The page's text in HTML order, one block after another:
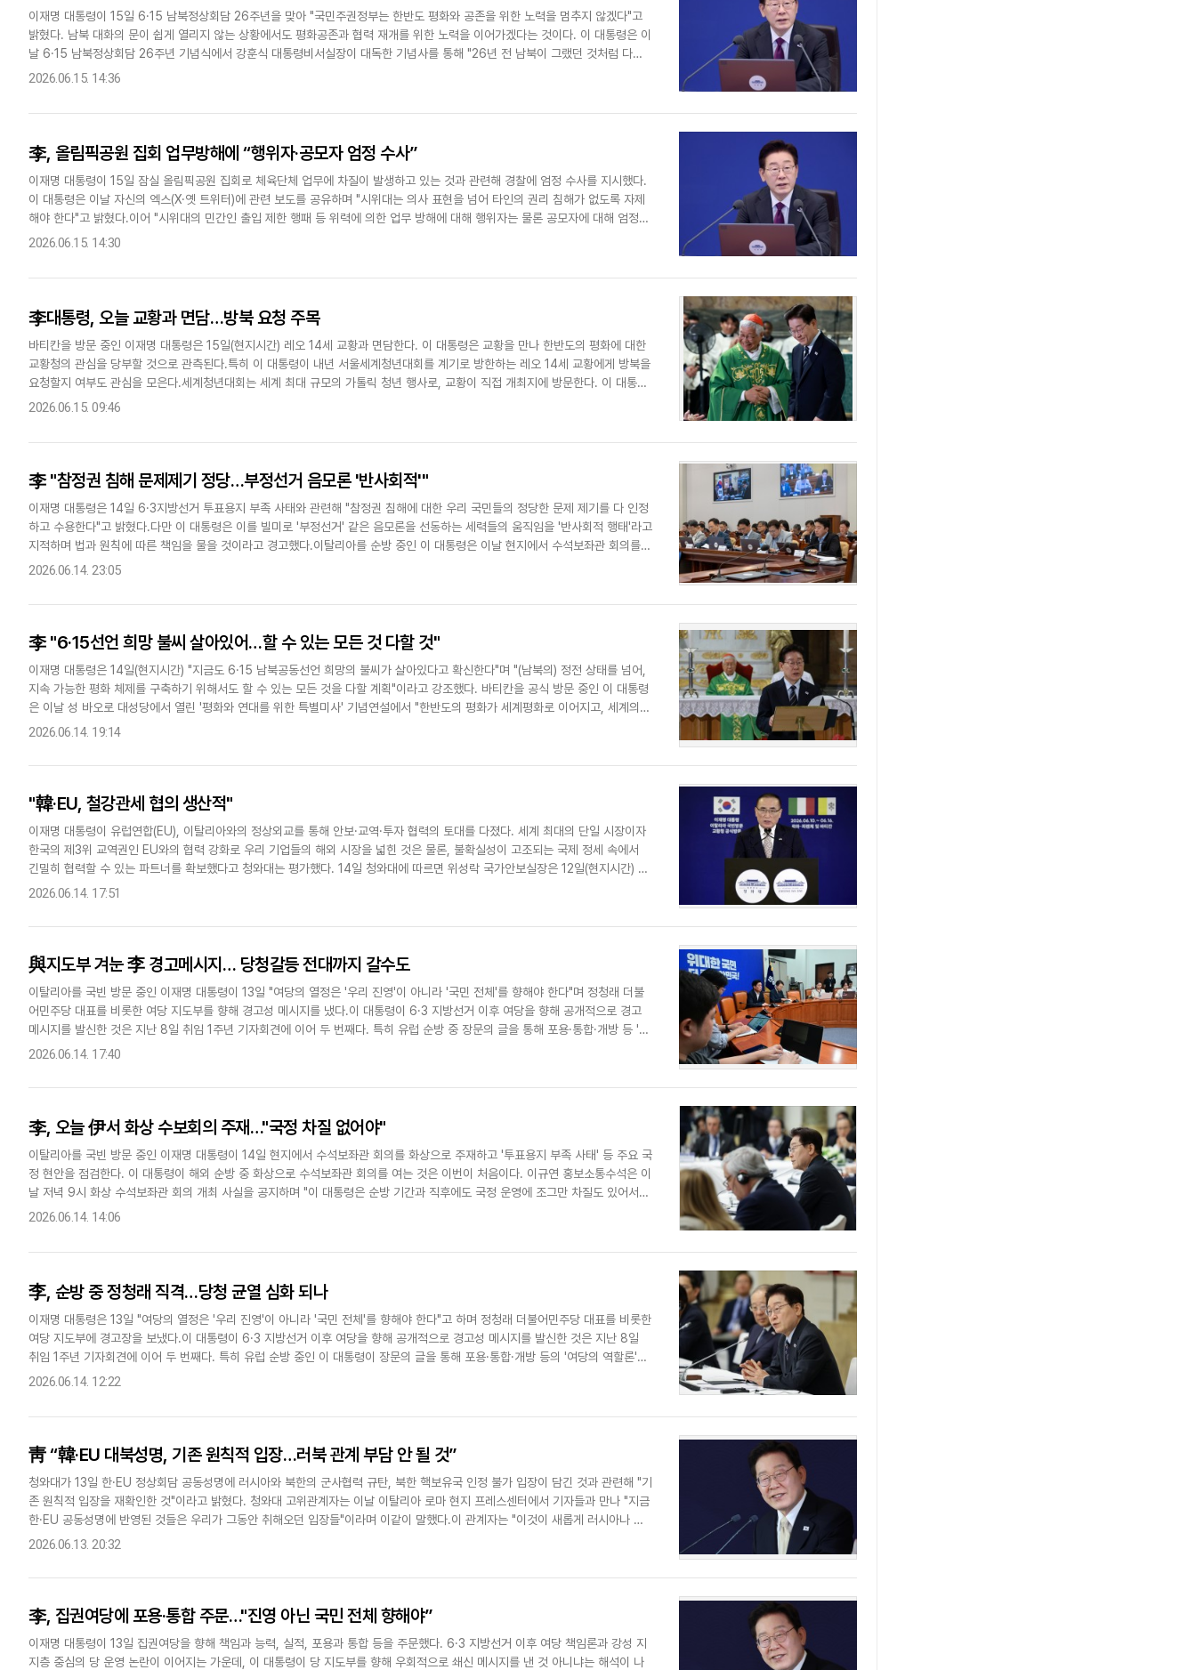
이재명 대통령이 15일 6·15 남북정상회담 26주년을 맞아 "국민주권정부는 한반도 평화와 공존을 위한 노력을 멈추지 않겠다"고
밝혔다. 남북 대화의 문이 쉽게 열리지 않는 상황에서도 평화공존과 협력 재개를 위한 노력을 이어가겠다는 것이다. 이 대통령은 이
날 6·15 남북정상회담 26주년 기념식에서 강훈식 대통령비서실장이 대독한 기념사를 통해 "26년 전 남북이 그랬던 것처럼 다시
마주 앉아 대화를 이어갈 수 있도록 최선을 다하겠다"며 이같이..
2026.06.15. 14:36
李, 올림픽공원 집회 업무방해에 “행위자·공모자 엄정 수사”
이재명 대통령이 15일 잠실 올림픽공원 집회로 체육단체 업무에 차질이 발생하고 있는 것과 관련해 경찰에 엄정 수사를 지시했다.
이 대통령은 이날 자신의 엑스(X·옛 트위터)에 관련 보도를 공유하며 "시위대는 의사 표현을 넘어 타인의 권리 침해가 없도록 자제
해야 한다"고 밝혔다.이어 "시위대의 민간인 출입 제한 행패 등 위력에 의한 업무 방해에 대해 행위자는 물론 공모자에 대해 엄정
수사를 경찰에 지시했다"고 말했다.언론 보도에 따르면 6·3..
2026.06.15. 14:30
李대통령, 오늘 교황과 면담…방북 요청 주목
바티칸을 방문 중인 이재명 대통령은 15일(현지시간) 레오 14세 교황과 면담한다. 이 대통령은 교황을 만나 한반도의 평화에 대한
교황청의 관심을 당부할 것으로 관측된다.특히 이 대통령이 내년 서울세계청년대회를 계기로 방한하는 레오 14세 교황에게 방북을
요청할지 여부도 관심을 모은다.세계청년대회는 세계 최대 규모의 가톨릭 청년 행사로, 교황이 직접 개최지에 방문한다. 이 대통령
은 전날 성 바오로 대성당에서 열린 특별미사 연설에서..
2026.06.15. 09:46
李 "참정권 침해 문제제기 정당…부정선거 음모론 '반사회적'"
이재명 대통령은 14일 6·3지방선거 투표용지 부족 사태와 관련해 "참정권 침해에 대한 우리 국민들의 정당한 문제 제기를 다 인정
하고 수용한다"고 밝혔다.다만 이 대통령은 이를 빌미로 '부정선거' 같은 음모론을 선동하는 세력들의 움직임을 '반사회적 행태'라고
지적하며 법과 원칙에 따른 책임을 물을 것이라고 경고했다.이탈리아를 순방 중인 이 대통령은 이날 현지에서 수석보좌관 회의를
화상으로 주재하고 "국민 참정권 침해 사건을 민주주의와 국민주권..
2026.06.14. 23:05
李 "6·15선언 희망 불씨 살아있어…할 수 있는 모든 것 다할 것"
이재명 대통령은 14일(현지시간) "지금도 6·15 남북공동선언 희망의 불씨가 살아있다고 확신한다"며 "(남북의) 정전 상태를 넘어,
지속 가능한 평화 체제를 구축하기 위해서도 할 수 있는 모든 것을 다할 계획"이라고 강조했다. 바티칸을 공식 방문 중인 이 대통령
은 이날 성 바오로 대성당에서 열린 '평화와 연대를 위한 특별미사' 기념연설에서 "한반도의 평화가 세계평화로 이어지고, 세계의
연대가 다시 한반도의 평화를 굳건하게 만드는 선순환을 함..
2026.06.14. 19:14
"韓·EU, 철강관세 협의 생산적"
이재명 대통령이 유럽연합(EU), 이탈리아와의 정상외교를 통해 안보·교역·투자 협력의 토대를 다졌다. 세계 최대의 단일 시장이자
한국의 제3위 교역권인 EU와의 협력 강화로 우리 기업들의 해외 시장을 넓힌 것은 물론, 불확실성이 고조되는 국제 정세 속에서
긴밀히 협력할 수 있는 파트너를 확보했다고 청와대는 평가했다. 14일 청와대에 따르면 위성락 국가안보실장은 12일(현지시간) 이
탈리아 로마 프레스센터 브리핑에서 '한-EU 정상회담 공동성명..
2026.06.14. 17:51
與지도부 겨눈 李 경고메시지… 당청갈등 전대까지 갈수도
이탈리아를 국빈 방문 중인 이재명 대통령이 13일 "여당의 열정은 '우리 진영'이 아니라 '국민 전체'를 향해야 한다"며 정청래 더불
어민주당 대표를 비롯한 여당 지도부를 향해 경고성 메시지를 냈다.이 대통령이 6·3 지방선거 이후 여당을 향해 공개적으로 경고
메시지를 발신한 것은 지난 8일 취임 1주년 기자회견에 이어 두 번째다. 특히 유럽 순방 중 장문의 글을 통해 포용·통합·개방 등 '여
당 역할론'을 재차 강조한 것은, 6·3 지방선거 결과..
2026.06.14. 17:40
李, 오늘 伊서 화상 수보회의 주재…"국정 차질 없어야"
이탈리아를 국빈 방문 중인 이재명 대통령이 14일 현지에서 수석보좌관 회의를 화상으로 주재하고 '투표용지 부족 사태' 등 주요 국
정 현안을 점검한다. 이 대통령이 해외 순방 중 화상으로 수석보좌관 회의를 여는 것은 이번이 처음이다. 이규연 홍보소통수석은 이
날 저녁 9시 화상 수석보좌관 회의 개최 사실을 공지하며 "이 대통령은 순방 기간과 직후에도 국정 운영에 조그만 차질도 있어서는
안된다고 강조했다"고 밝혔다.이날 회의에는 해외 순방 수행단과..
2026.06.14. 14:06
李, 순방 중 정청래 직격…당청 균열 심화 되나
이재명 대통령은 13일 "여당의 열정은 '우리 진영'이 아니라 '국민 전체'를 향해야 한다"고 하며 정청래 더불어민주당 대표를 비롯한
여당 지도부에 경고장을 보냈다.이 대통령이 6·3 지방선거 이후 여당을 향해 공개적으로 경고성 메시지를 발신한 것은 지난 8일
취임 1주년 기자회견에 이어 두 번째다. 특히 유럽 순방 중인 이 대통령이 장문의 글을 통해 포용·통합·개방 등의 '여당의 역할론'을
강조한 것은 6·3 지방선거 결과에 대한 성찰보다..
2026.06.14. 12:22
靑 “韓·EU 대북성명, 기존 원칙적 입장…러북 관계 부담 안 될 것”
청와대가 13일 한·EU 정상회담 공동성명에 러시아와 북한의 군사협력 규탄, 북한 핵보유국 인정 불가 입장이 담긴 것과 관련해 "기
존 원칙적 입장을 재확인한 것"이라고 밝혔다. 청와대 고위관계자는 이날 이탈리아 로마 현지 프레스센터에서 기자들과 만나 "지금
한·EU 공동성명에 반영된 것들은 우리가 그동안 취해오던 입장들"이라며 이같이 말했다.이 관계자는 "이것이 새롭게 러시아나 북
한 간의 관계에서 부담이 되리라고 보지는 않는다"며 "이미 우리..
2026.06.13. 20:32
李, 집권여당에 포용·통합 주문…"진영 아닌 국민 전체 향해야”
이재명 대통령이 13일 집권여당을 향해 책임과 능력, 실적, 포용과 통합 등을 주문했다. 6·3 지방선거 이후 여당 책임론과 강성 지
지층 중심의 당 운영 논란이 이어지는 가운데, 이 대통령이 당 지도부를 향해 우회적으로 쇄신 메시지를 낸 것 아니냐는 해석이 나